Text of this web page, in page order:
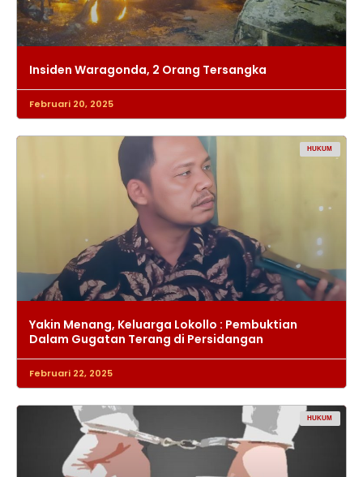
Insiden Waragonda, 2 Orang Tersangka
Februari 20, 2025
HUKUM
Yakin Menang, Keluarga Lokollo : Pembuktian
Dalam Gugatan Terang di Persidangan
Februari 22, 2025
HUKUM